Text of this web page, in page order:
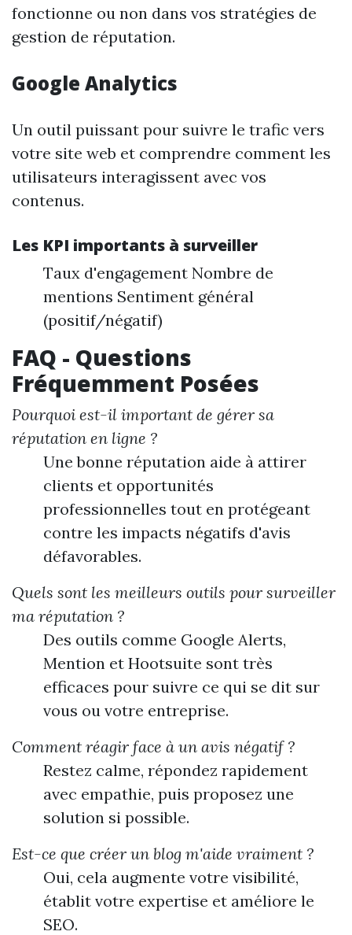
fonctionne ou non dans vos stratégies de
gestion de réputation.
Google Analytics
Un outil puissant pour suivre le trafic vers
votre site web et comprendre comment les
utilisateurs interagissent avec vos
contenus.
Les KPI importants à surveiller
Taux d'engagement Nombre de
mentions Sentiment général
(positif/négatif)
FAQ - Questions
Fréquemment Posées
Pourquoi est-il important de gérer sa
réputation en ligne ?
Une bonne réputation aide à attirer
clients et opportunités
professionnelles tout en protégeant
contre les impacts négatifs d'avis
défavorables.
Quels sont les meilleurs outils pour surveiller
ma réputation ?
Des outils comme Google Alerts,
Mention et Hootsuite sont très
efficaces pour suivre ce qui se dit sur
vous ou votre entreprise.
Comment réagir face à un avis négatif ?
Restez calme, répondez rapidement
avec empathie, puis proposez une
solution si possible.
Est-ce que créer un blog m'aide vraiment ?
Oui, cela augmente votre visibilité,
établit votre expertise et améliore le
SEO.